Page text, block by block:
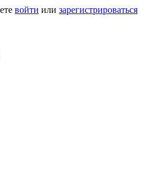
войти или зарегистрироваться